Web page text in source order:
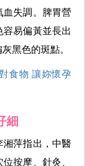
血失調。脾胃營
易偏黃並長出
黑色的斑點。
食物 讓妳懷孕
細
湘萍指出，中醫
按摩、針灸、